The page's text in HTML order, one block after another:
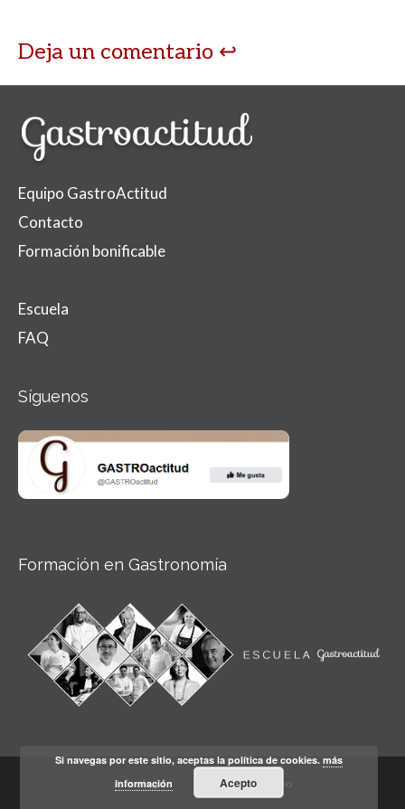
Deja un comentario
Equipo GastroActitud
Contacto
Formación bonificable
Escuela
FAQ
Síguenos
Formación en Gastronomía
Aviso legal Condiciones de Uso
Si navegas por este sitio, aceptas la política de cookies.más
información
Acepto